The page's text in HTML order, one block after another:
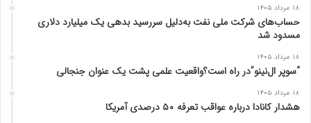
ی
ی
۱۸ مرداد ۱۴۰۵
حساب‌های شرکت ملی نفت به‌دلیل سررسید بدهی یک میلیارد دلاری
مسدود شد
۱۸ مرداد ۱۴۰۵
“سوپر ال‌نینو”در راه است؟واقعیت علمی پشت یک عنوان جنجالی
۱۸ مرداد ۱۴۰۵
هشدار کانادا درباره عواقب تعرفه ۵۰ درصدی آمریکا